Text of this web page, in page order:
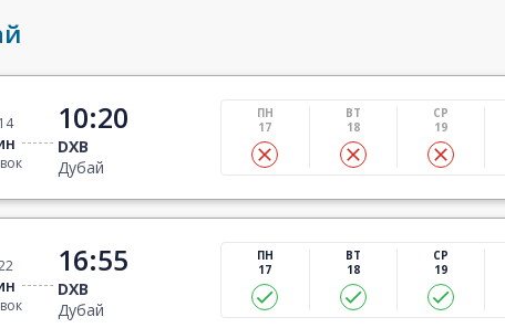
10:20
DXB
Дубай
ПН
17
ВТ
18
СР
19
16:55
DXB
Дубай
ПН
17
ВТ
18
СР
19